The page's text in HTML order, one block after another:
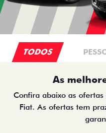
TODOS
As
Confira abaixo as
Fiat. As ofertas tem